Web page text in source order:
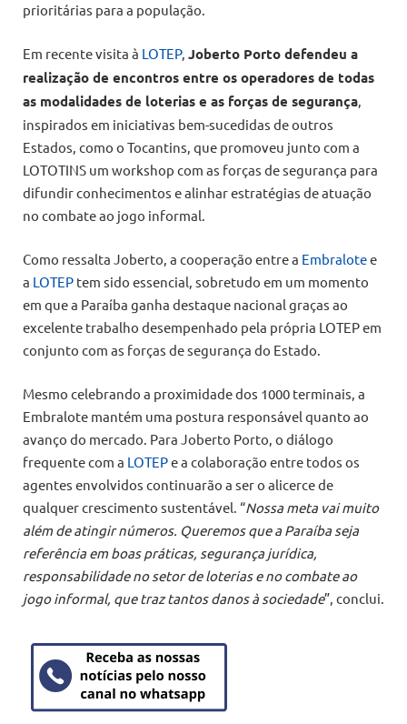
prioritárias para a população.
Em recente visita à LOTEP, Joberto Porto defendeu a
realização de encontros entre os operadores de todas
as modalidades de loterias e as forças de segurança,
inspirados em iniciativas bem-sucedidas de outros
Estados, como o Tocantins, que promoveu junto com a
LOTOTINS um workshop com as forças de segurança para
difundir conhecimentos e alinhar estratégias de atuação
no combate ao jogo informal.
Como ressalta Joberto, a cooperação entre a Embralotee
a LOTEP tem sido essencial, sobretudo em um momento
em que a Paraíba ganha destaque nacional graças ao
excelente trabalho desempenhado pela própria LOTEP em
conjunto com as forças de segurança do Estado.
Mesmo celebrando a proximidade dos 1000 terminais, a
Embralote mantém uma postura responsável quanto ao
avanço do mercado. Para Joberto Porto, o diálogo
frequente com a LOTEPe a colaboração entre todos os
agentes envolvidos continuarão a ser o alicerce de
qualquer crescimento sustentável. “Nossa meta vai muito
além de atingir números. Queremos que a Paraíba seja
referência em boas práticas, segurança jurídica,
responsabilidade no setor de loterias e no combate ao
jogo informal, que traz tantos danos à sociedade”, conclui.